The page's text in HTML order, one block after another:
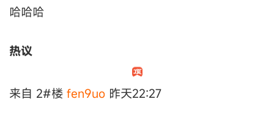
哈哈哈
热议
来自 2#楼 fen9uo 昨天22:27